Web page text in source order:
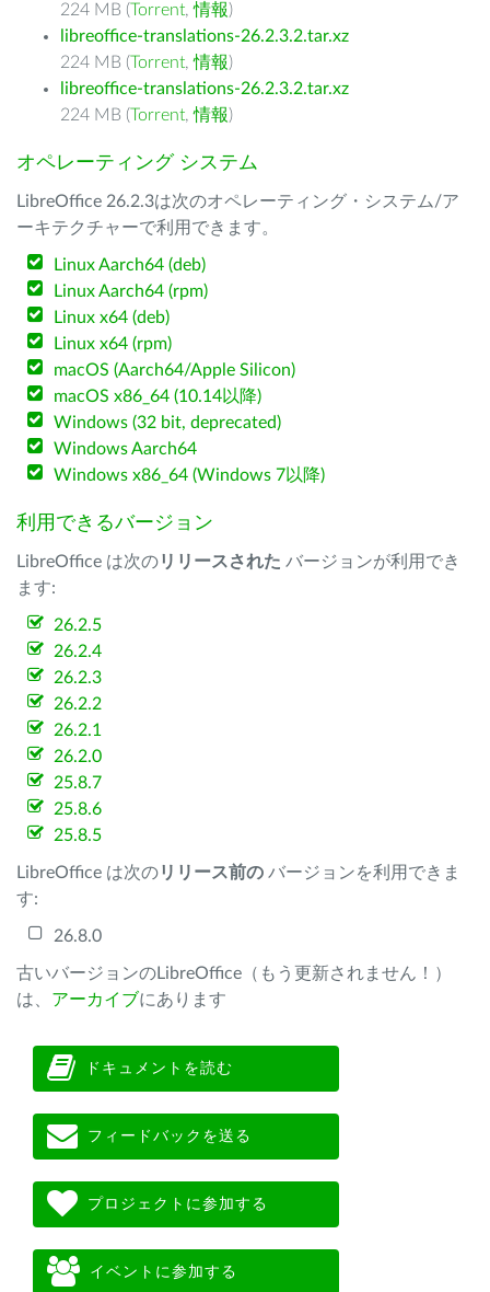
224 MB (Torrent,情報)
libreoffice-translations-26.2.3.2.tar.xz
224 MB (Torrent,情報)
libreoffice-translations-26.2.3.2.tar.xz
224 MB (Torrent,情報)
オペレーティング システム
LibreOffice 26.2.3は次のオペレーティング・システム/ア
ーキテクチャーで利用できます。
Linux Aarch64 (deb)
Linux Aarch64 (rpm)
Linux x64 (deb)
Linux x64 (rpm)
macOS (Aarch64/Apple Silicon)
macOS x86_64 (10.14以降)
Windows (32 bit, deprecated)
Windows Aarch64
Windows x86_64 (Windows 7以降)
利用できるバージョン
LibreOffice は次のリリースされた バージョンが利用でき
ます:
26.2.5
26.2.4
26.2.3
26.2.2
26.2.1
26.2.0
25.8.7
25.8.6
25.8.5
LibreOffice は次のリリース前の バージョンを利用できま
す:
26.8.0
古いバージョンのLibreOffice（もう更新されません！）
は、 アーカイブにあります
ドキュメントを読む
フィードバックを送る
プロジェクトに参加する
イベントに参加する